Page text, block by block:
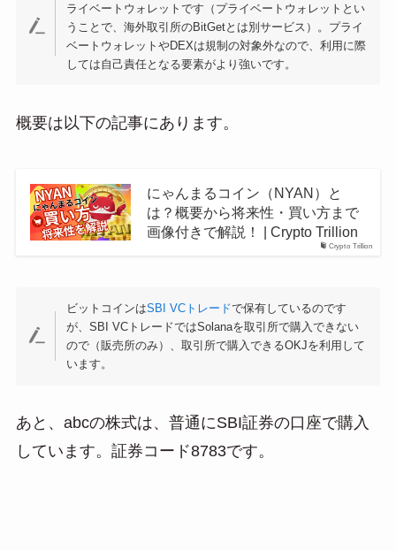
ライベートウォレットです（プライベートウォレットとい
うことで、海外取引所のBitGetとは別サービス）。プライ
ベートウォレットやDEXは規制の対象外なので、利用に際
しては自己責任となる要素がより強いです。
概要は以下の記事にあります。
Crypto Trillion
にゃんまるコイン（NYAN）と
は？概要から将来性・買い方まで
画像付きで解説！ | Crypto Trillion
ビットコインはSBI VCトレードで保有しているのです
が、SBI VCトレードではSolanaを取引所で購入できない
ので（販売所のみ）、取引所で購入できるOKJを利用して
います。
あと、abcの株式は、普通にSBI証券の口座で購入
しています。証券コード8783です。